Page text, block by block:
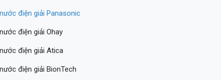
điện giải Panasonic
giải Ohay
giải Atica
BionTech